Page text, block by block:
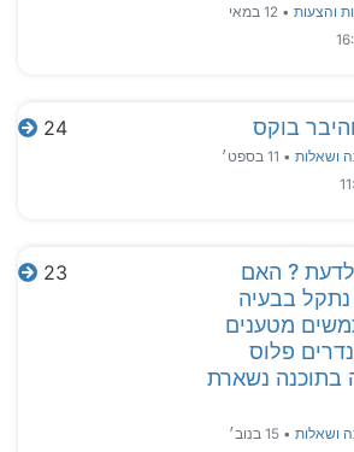
והצעות •
12 במאי
בוקס
ושאלות •
11 בספט׳
24
לדעת ? האם
נתקל בבעיה
מטענים
פלוס
בתוכנה נשארת
ושאלות •
15 בנוב׳
23